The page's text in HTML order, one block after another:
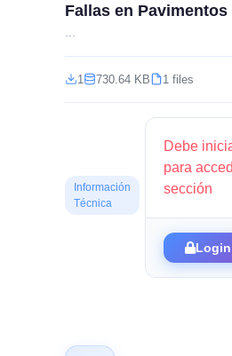
Fallas en
1 730.64 KB 1 files
Información
Técnica
Debe
para
sección
Login